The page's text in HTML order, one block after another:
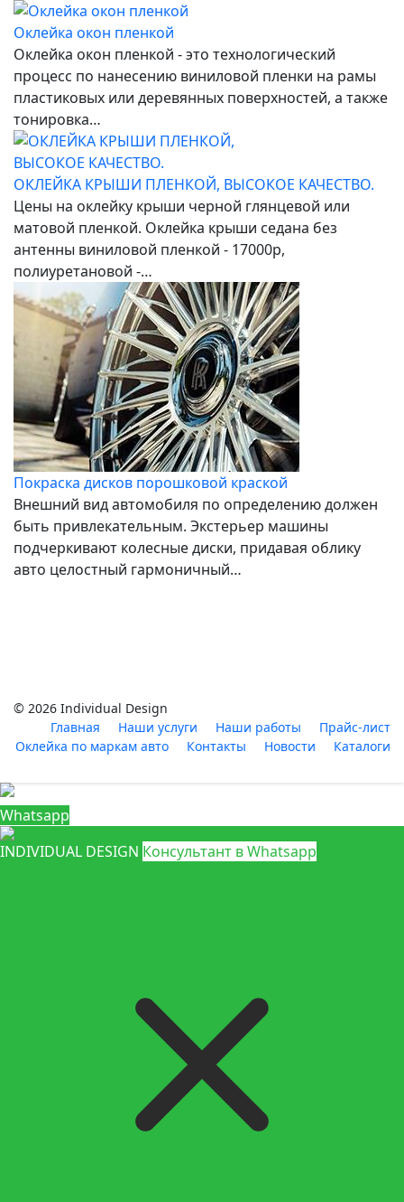
Оклейка окон пленкой
Оклейка окон пленкой - это технологический
процесс по нанесению виниловой пленки на рамы
пластиковых или деревянных поверхностей, а также
тонировка…
ОКЛЕЙКА КРЫШИ ПЛЕНКОЙ, ВЫСОКОЕ КАЧЕСТВО.
Цены на оклейку крыши черной глянцевой или
матовой пленкой. Оклейка крыши седана без
антенны виниловой пленкой - 17000р,
полиуретановой -…
Покраска дисков порошковой краской
Внешний вид автомобиля по определению должен
быть привлекательным. Экстерьер машины
подчеркивают колесные диски, придавая облику
авто целостный гармоничный…
© 2026 Individual Design
Главная
Наши услуги Наши работы
Прайс-лист
Оклейка по маркам авто
Контакты Новости Каталоги
Whatsapp
INDIVIDUAL DESIGN Консультант в Whatsapp